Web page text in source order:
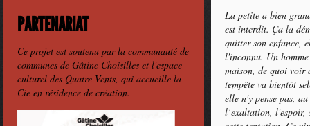
La petite a bien
est interdit. Ça la
quitter son enfance,
l'inconnu. Un
maison, de quoi voir
tempête va bientôt
elle n'y pense pas,
l’exaltation,
PARTENARIAT
Ce projet est soutenu par la communauté de
communes de Gâtine Choisilles et l'espace
culturel des Quatre Vents, qui accueille la
Cie en résidence de création.